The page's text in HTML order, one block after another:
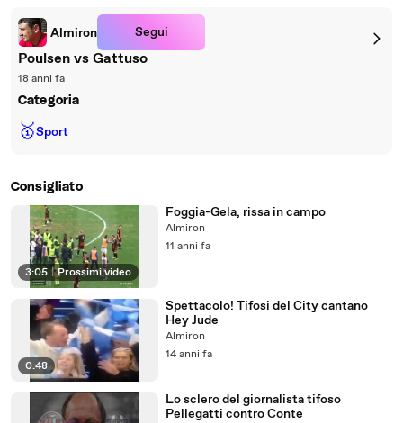
Almiron Segui
Poulsen vs Gattuso
18 anni fa
Categoria
🥇Sport
Consigliato
3:05 | Prossimi video
Foggia-Gela, rissa in campo
Almiron
11 anni fa
0:48
Spettacolo! Tifosi del City cantano
Hey Jude
Almiron
14 anni fa
Lo sclero del giornalista tifoso
Pellegatti contro Conte